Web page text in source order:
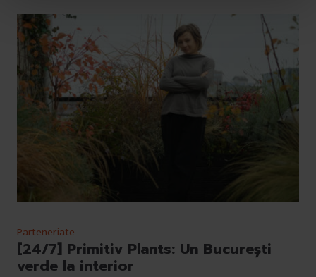
Parteneriate
[24/7] Primitiv Plants: Un București
verde la interior